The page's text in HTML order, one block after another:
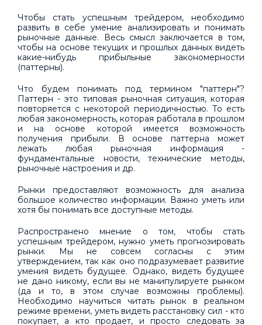
Чтобы стать успешным трейдером, необходимо
развить в себе умение анализировать и понимать
рыночные данные. Весь смысл заключается в том,
чтобы на основе текущих и прошлых данных видеть
какие-нибудь прибыльные закономерности
(паттерны).
Что будем понимать под термином "паттерн"?
Паттерн - это типовая рыночная ситуация, которая
повторяется с некоторой периодичностью. То есть
любая закономерность, которая работала в прошлом
и на основе которой имеется возможность
получения прибыли. В основе паттерна может
лежать любая рыночная информация -
фундаментальные новости, технические методы,
рыночные настроения и др.
Рынки предоставляют возможность для анализа
большое количество информации. Важно уметь или
хотя бы понимать все доступные методы.
Распространено мнение о том, чтобы стать
успешным трейдером, нужно уметь прогнозировать
рынки. Мы не совсем согласны с этим
утверждением, так как оно подразумевает развитие
умения видеть будущее. Однако, видеть будущее
не дано никому, если вы не манипулируете рынком
(да и то, в этом случае возможны проблемы).
Необходимо научиться читать рынок в реальном
режиме времени, уметь видеть расстановку сил - кто
покупает, а кто продает, и просто следовать за